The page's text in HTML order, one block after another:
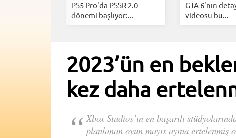
PS5 Pro'da PSSR 2.0
dönemi başlıyor:...
GTA 6'nın
videosu bu...
2023’ün en
kez daha
Xbox Studios’ın en başarılı
planlanan oyun mayıs ayına ertelenmiş